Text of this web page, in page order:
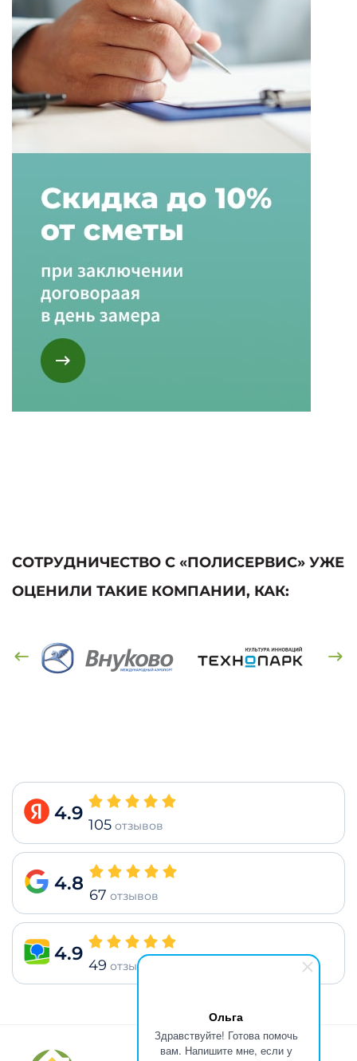
Ольга
Здравствуйте! Готова помочь
вам. Напишите мне, если у
СОТРУДНИЧЕСТВО С «ПОЛИСЕРВИС» УЖЕ
ОЦЕНИЛИ ТАКИЕ КОМПАНИИ, КАК:
4.9
105 отзывов
4.8
67 отзывов
4.9
49 отзывов